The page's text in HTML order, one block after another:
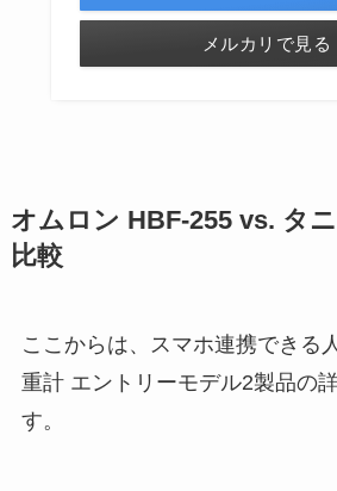
メルカリで見る
オムロン HBF-255 vs. タ
比較
ここからは、スマホ連携できる
重計 エントリーモデル2製品の
す。